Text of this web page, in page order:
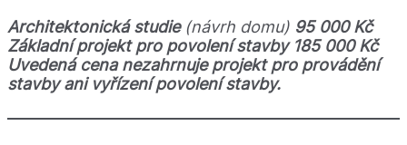
Architektonická studie (návrh domu) 95 000 Kč
Základní projekt pro povolení stavby 185 000 Kč
Uvedená cena nezahrnuje projekt pro provádění
stavby ani vyřízení povolení stavby.